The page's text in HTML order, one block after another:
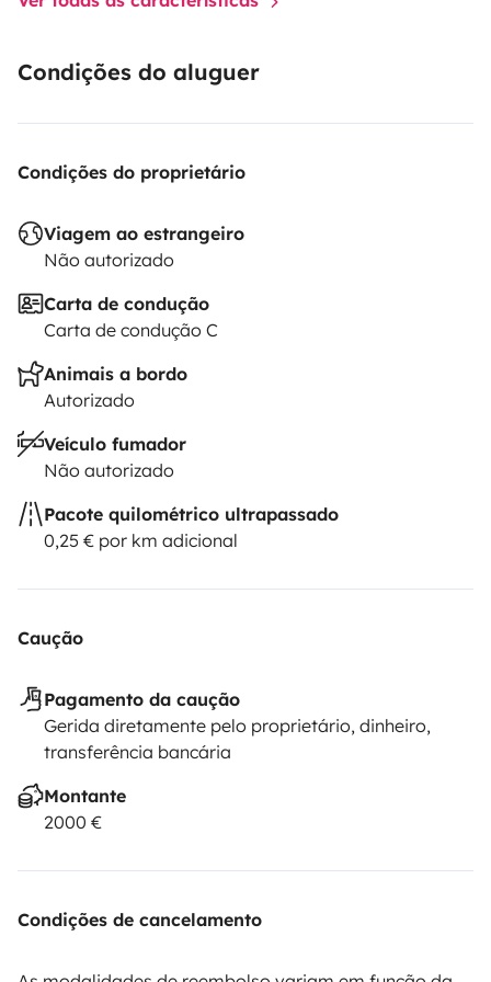
across Europe.✨Vacation means freedom – this
EBand start your personal journey – with comfort,
Condições do aluguer
Condições do proprietário
Viagem ao estrangeiro
Não autorizado
Carta de condução
Carta de condução C
Animais a bordo
Autorizado
Veículo fumador
Não autorizado
Pacote quilométrico ultrapassado
0,25 € por km adicional
Caução
Pagamento da caução
Gerida diretamente pelo proprietário, dinheiro,
transferência bancária
Montante
2000 €
Condições de cancelamento